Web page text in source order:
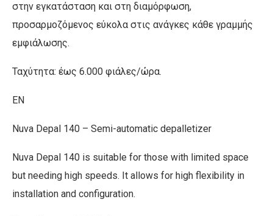
στην εγκατάσταση και στη διαμόρφωση,
προσαρμοζόμενος εύκολα στις ανάγκες κάθε γραμμής
εμφιάλωσης.
Ταχύτητα: έως 6.000 φιάλες/ώρα.
EN
Nuva Depal 140 – Semi-automatic depalletizer
Nuva Depal 140 is suitable for those with limited space
but needing high speeds. It allows for high flexibility in
installation and configuration.